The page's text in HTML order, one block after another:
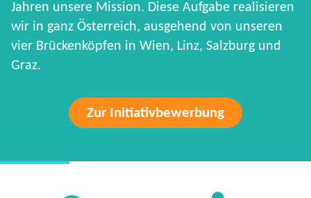
Jahren unsere Mission. Diese Aufgabe realisieren
wir in ganz Österreich, ausgehend von unseren
vier Brückenköpfen in Wien, Linz, Salzburg und
Graz.
Zur Initiativbewerbung